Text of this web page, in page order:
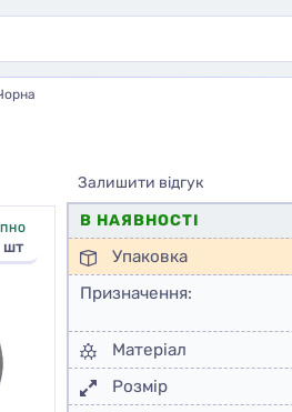
шт
Залишити відгук
В НАЯВНОСТІ
Упаковка
Призначення:
Матеріал
Розмір